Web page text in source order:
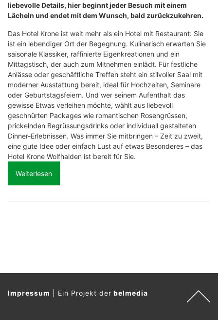
liebevolle Details, hier beginnt jeder Besuch mit einem
Lächeln und endet mit dem Wunsch, bald zurückzukehren.
Das Hotel Krone ist weit mehr als ein Hotel mit Restaurant: Sie
ist ein lebendiger Ort der Begegnung. Kulinarisch erwarten Sie
saisonale Klassiker, raffinierte Eigenkreationen und ein
Mittagstisch, der auch zum Mitnehmen einlädt. Für festliche
Anlässe oder geschäftliche Treffen steht ein stilvoller Saal mit
moderner Ausstattung bereit, ideal für Hochzeiten, Seminare
oder Geburtstagsfeiern. Und wer seinem Aufenthalt das
gewisse Etwas verleihen möchte, wählt aus liebevoll
geschnürten Packages wie romantischen Rosengrüssen,
prickelnden Begrüssungsdrinks oder individuell gestalteten
Dinner-Erlebnissen. Was immer Sie mitbringen – Zeit zu zweit,
eine gute Idee oder einfach Lust auf etwas Besonderes – das
Hotel Krone Wolfhalden ist bereit für Sie.
Weiterlesen
Impressum Ein Projekt derbelmedia